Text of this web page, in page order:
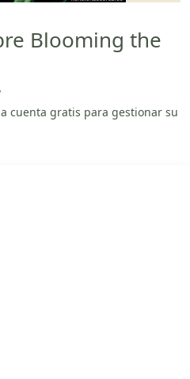
Blooming the
cuenta gratis para gestionar su